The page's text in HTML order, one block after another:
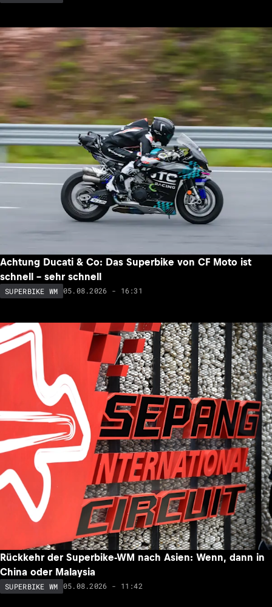
Achtung Ducati & Co: Das Superbike von CF Moto ist
schnell – sehr schnell
SUPERBIKE WM 05.08.2026 - 16:31
Rückkehr der Superbike-WM nach Asien: Wenn, dann in
China oder Malaysia
SUPERBIKE WM 05.08.2026 - 11:42